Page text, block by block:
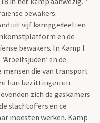
bewakers.
uit vijf kampgedeelten.
en de
bewakers. In Kamp I
en de
mensen die van transport
hun bezittingen en
zich de gaskamers
slachtoffers en de
moesten werken. Kamp